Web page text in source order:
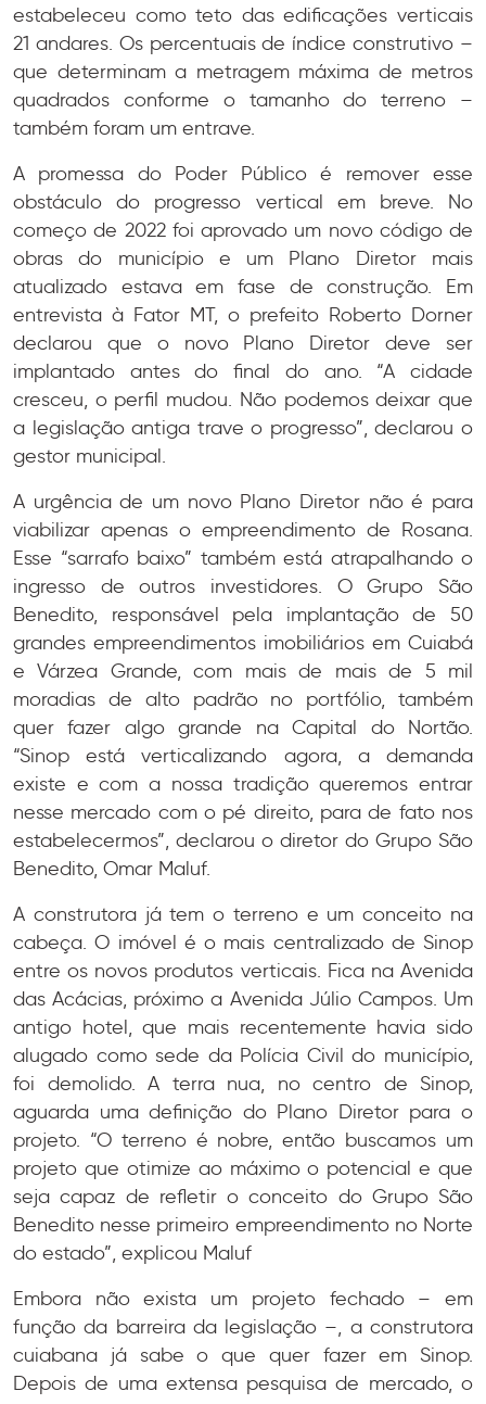
estabeleceu como teto das edificações verticais
21 andares. Os percentuais de índice construtivo –
que determinam a metragem máxima de metros
quadrados conforme o tamanho do terreno –
também foram um entrave.
A promessa do Poder Público é remover esse
obstáculo do progresso vertical em breve. No
começo de 2022 foi aprovado um novo código de
obras do município e um Plano Diretor mais
atualizado estava em fase de construção. Em
entrevista à Fator MT, o prefeito Roberto Dorner
declarou que o novo Plano Diretor deve ser
implantado antes do final do ano. “A cidade
cresceu, o perfil mudou. Não podemos deixar que
a legislação antiga trave o progresso”, declarou o
gestor municipal.
A urgência de um novo Plano Diretor não é para
viabilizar apenas o empreendimento de Rosana.
Esse “sarrafo baixo” também está atrapalhando o
ingresso de outros investidores. O Grupo São
Benedito, responsável pela implantação de 50
grandes empreendimentos imobiliários em Cuiabá
e Várzea Grande, com mais de mais de 5 mil
moradias de alto padrão no portfólio, também
quer fazer algo grande na Capital do Nortão.
“Sinop está verticalizando agora, a demanda
existe e com a nossa tradição queremos entrar
nesse mercado com o pé direito, para de fato nos
estabelecermos”, declarou o diretor do Grupo São
Benedito, Omar Maluf.
A construtora já tem o terreno e um conceito na
cabeça. O imóvel é o mais centralizado de Sinop
entre os novos produtos verticais. Fica na Avenida
das Acácias, próximo a Avenida Júlio Campos. Um
antigo hotel, que mais recentemente havia sido
alugado como sede da Polícia Civil do município,
foi demolido. A terra nua, no centro de Sinop,
aguarda uma definição do Plano Diretor para o
projeto. “O terreno é nobre, então buscamos um
projeto que otimize ao máximo o potencial e que
seja capaz de refletir o conceito do Grupo São
Benedito nesse primeiro empreendimento no Norte
do estado”, explicou Maluf
Embora não exista um projeto fechado – em
função da barreira da legislação –, a construtora
cuiabana já sabe o que quer fazer em Sinop.
Depois de uma extensa pesquisa de mercado, o